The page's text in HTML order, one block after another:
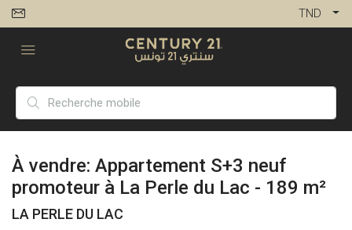
TND
À vendre: Appartement S+3 neuf
promoteur à La Perle du Lac - 189 m²
LA PERLE DU LAC